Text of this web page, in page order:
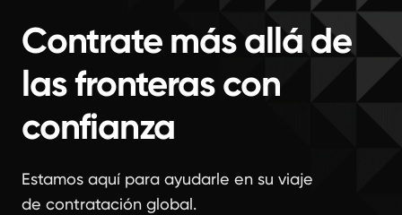
Contrate más allá de
las fronteras con
confianza
Estamos aquí para ayudarle en su viaje
de contratación global.